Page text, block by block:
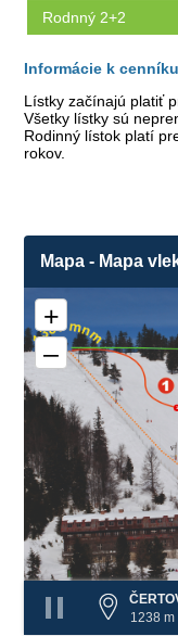
Rodnný 2+2
Informácie k cenníku
Lístky začínajú platiť
Všetky lístky sú
Rodinný lístok platí
rokov.
Mapa - Mapa
1
+
–
1238 m